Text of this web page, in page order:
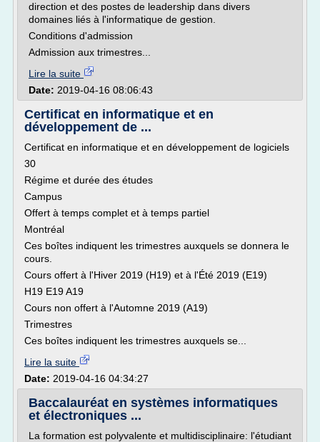
direction et des postes de leadership dans divers
domaines liés à l'informatique de gestion.
Conditions d'admission
Admission aux trimestres...
Lire la suite
Date: 2019-04-16 08:06:43
Certificat en informatique et en
développement de ...
Certificat en informatique et en développement de logiciels
30
Régime et durée des études
Campus
Offert à temps complet et à temps partiel
Montréal
Ces boîtes indiquent les trimestres auxquels se donnera le
cours.
Cours offert à l'Hiver 2019 (H19) et à l'Été 2019 (E19)
H19 E19 A19
Cours non offert à l'Automne 2019 (A19)
Trimestres
Ces boîtes indiquent les trimestres auxquels se...
Lire la suite
Date: 2019-04-16 04:34:27
Baccalauréat en systèmes informatiques
et électroniques ...
La formation est polyvalente et multidisciplinaire: l'étudiant